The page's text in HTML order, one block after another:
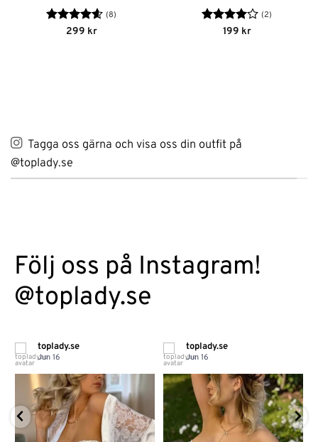
Betygsatt
(8)
299 kr
Betygsatt
(2)
199 kr
Tagga oss gärna och visa oss din outfit på
@toplady.se
Följ oss på Instagram!
@toplady.se
toplady.se
Jun 16
toplady.se
Jun 16